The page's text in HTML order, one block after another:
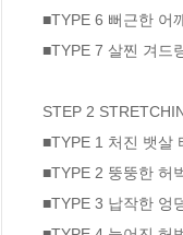
■TYPE 6 뻐근한 어
■TYPE 7 살찐 겨드
STEP 2
■TYPE 1 처진 뱃살
■TYPE 2 뚱뚱한 허
■TYPE 3 납작한 엉